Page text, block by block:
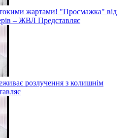
жартами! "Просмажка" від
– ЖВЛ Представляє
розлучення з колишнім